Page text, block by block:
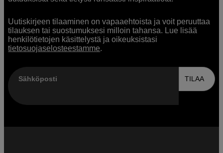
Uutiskirjeen tilaaminen on vapaaehtoista ja voit peruuttaa
tilauksen tai suostumuksesi milloin tahansa. Lue lisää
henkilötietojen käsittelystä ja oikeuksistasi
tietosuojaselosteestamme.
Sähköposti TILAA